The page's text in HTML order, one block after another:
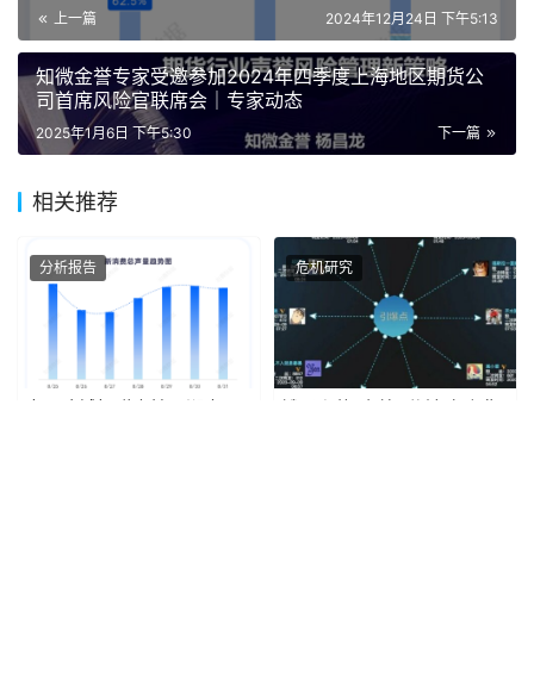
上一篇 2024年12月24日 下午5:13
知微金誉专家受邀参加2024年四季度上海地区期货公
司首席风险官联席会｜专家动态
下一篇
2025年1月6日 下午5:30
相关推荐
分析报告
蜜雪冰城捐赠支持西湖大
危机研究
饿了么的“多给5分钟”如何犯